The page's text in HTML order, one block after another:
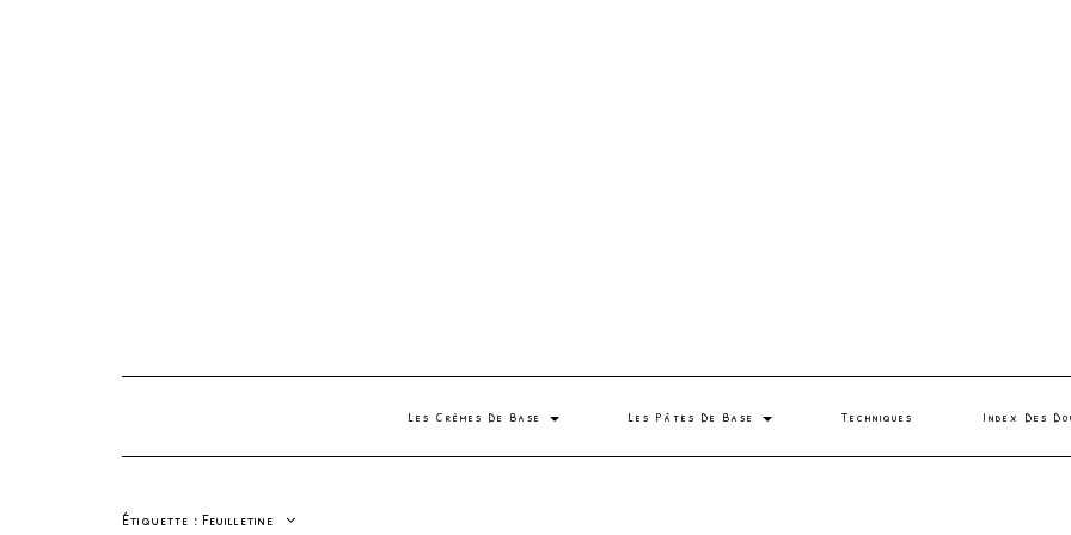
Les Crèmes De Base Les Pâtes De Base Techniques Index Des
Étiquette :Feuilletine